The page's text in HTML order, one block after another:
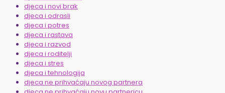
djeca i novi brak
djeca i odrasli
djeca i potres
djeca i rastava
djeca i razvod
djeca i roditelji
djeca i stres
djeca i tehnologija
djeca ne prihvaćaju novog partnera